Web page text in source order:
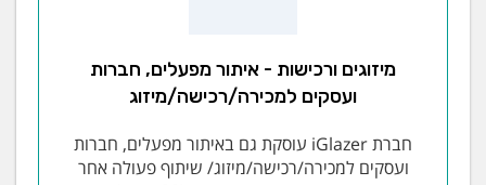
מיזוגים ורכישות - איתור מפעלים, חברות
ועסקים למכירה/רכישה/מיזוג
חברת iGlazer עוסקת גם באיתור מפעלים, חברות
ועסקים למכירה/רכישה/מיזוג/ שיתוף פעולה אחר